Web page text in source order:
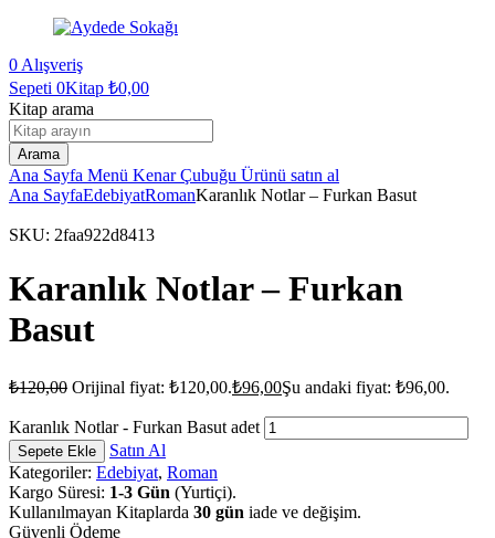
0 Alışveriş
Sepeti 0Kitap ₺0,00
Kitap arama
Arama
Ana Sayfa Menü Kenar Çubuğu Ürünü satın al
Ana SayfaEdebiyatRomanKaranlık Notlar – Furkan Basut
SKU: 2faa922d8413
Karanlık Notlar – Furkan
Basut
₺120,00 Orijinal fiyat: ₺120,00.₺96,00Şu andaki fiyat: ₺96,00.
Karanlık Notlar - Furkan Basut adet
Sepete Ekle
Satın Al
Kategoriler: Edebiyat, Roman
Kargo Süresi: 1-3 Gün (Yurtiçi).
Kullanılmayan Kitaplarda 30 gün iade ve değişim.
Güvenli Ödeme